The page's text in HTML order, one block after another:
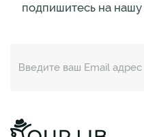
подпишитесь на